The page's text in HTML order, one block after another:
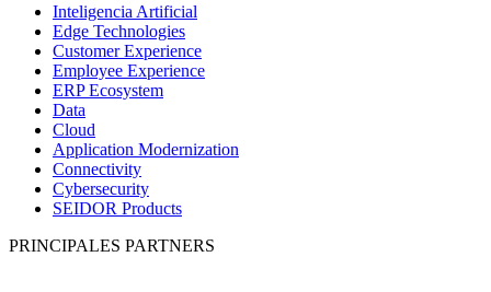
Inteligencia Artificial
Edge Technologies
Customer Experience
Employee Experience
ERP Ecosystem
Data
Cloud
Application Modernization
Connectivity
Cybersecurity
SEIDOR Products
PRINCIPALES PARTNERS